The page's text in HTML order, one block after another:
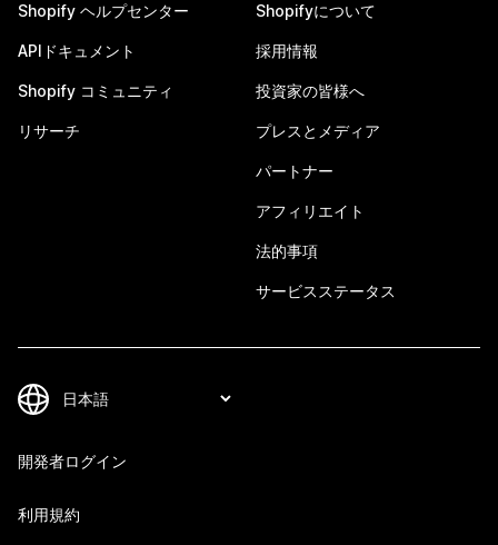
Shopify ヘルプセンター
APIドキュメント
Shopify コミュニティ
リサーチ
Shopifyについて
採用情報
投資家の皆様へ
プレスとメディア
パートナー
アフィリエイト
法的事項
サービスステータス
開発者ログイン
利用規約